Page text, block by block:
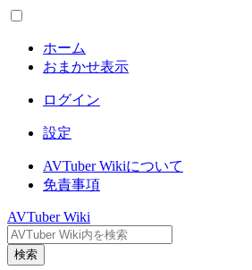
ホーム
おまかせ表示
ログイン
設定
AVTuber Wikiについて
免責事項
AVTuber Wiki
検索